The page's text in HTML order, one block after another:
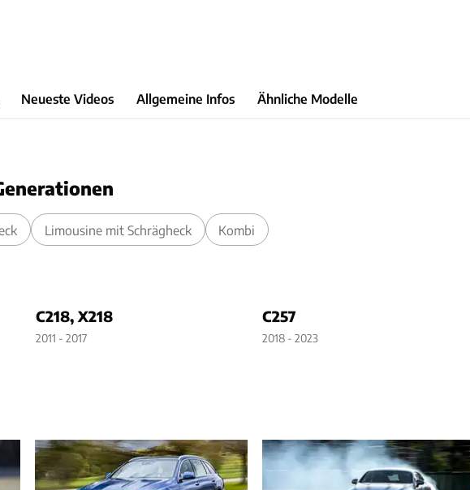
Neueste Videos Allgemeine Infos Ähnliche Modelle
Limousine mit Schrägheck Kombi
C218, X218
2011 - 2017
C257
2018 - 2023